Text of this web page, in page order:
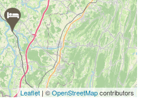
Leaflet | ©OpenStreetMapcontributors